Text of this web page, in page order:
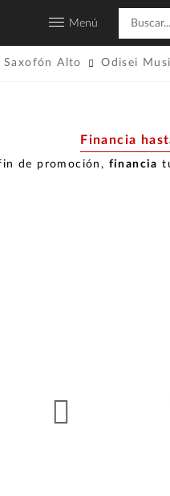
Menú
Saxofón Alto Odisei
Financia
de promoción, financia